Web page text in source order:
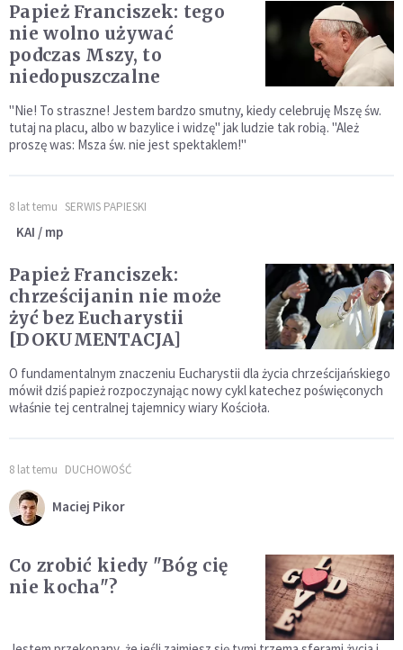
Papież Franciszek: tego
nie wolno używać
podczas Mszy, to
niedopuszczalne
"Nie! To straszne! Jestem bardzo smutny, kiedy celebruję Mszę św.
tutaj na placu, albo w bazylice i widzę" jak ludzie tak robią. "Ależ
proszę was: Msza św. nie jest spektaklem!"
8 lat temu SERWIS PAPIESKI
KAI / mp
Papież Franciszek:
chrześcijanin nie może
żyć bez Eucharystii
[DOKUMENTACJA]
O fundamentalnym znaczeniu Eucharystii dla życia chrześcijańskiego
mówił dziś papież rozpoczynając nowy cykl katechez poświęconych
właśnie tej centralnej tajemnicy wiary Kościoła.
8 lat temu DUCHOWOŚĆ
Maciej Pikor
Co zrobić kiedy "Bóg cię
nie kocha"?